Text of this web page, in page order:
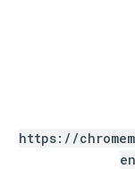
https://